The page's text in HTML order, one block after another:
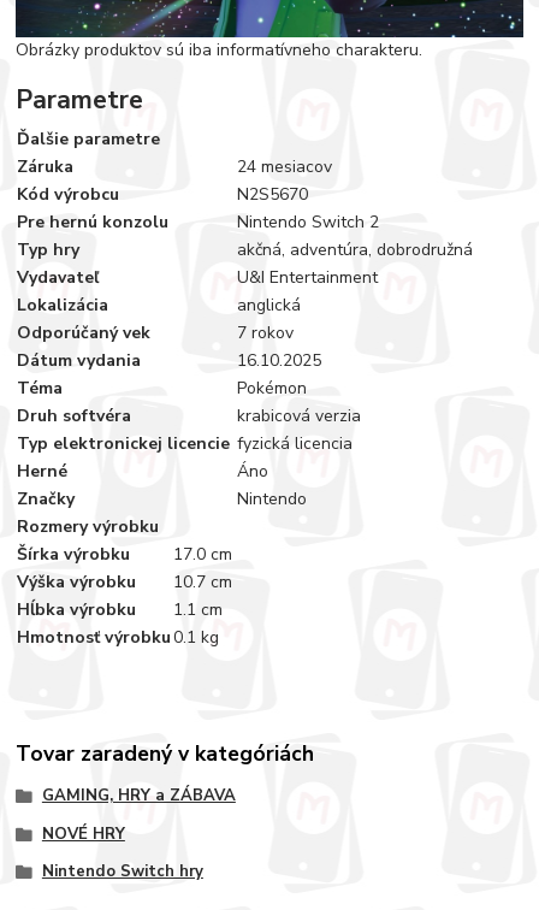
Obrázky produktov sú iba informatívneho charakteru.
Parametre
Ďalšie parametre
Záruka
24 mesiacov
Kód výrobcu
N2S5670
Pre hernú konzolu
Nintendo Switch 2
Typ hry
akčná, adventúra, dobrodružná
Vydavateľ
U&I Entertainment
Lokalizácia
anglická
Odporúčaný vek
7 rokov
Dátum vydania
16.10.2025
Téma
Pokémon
Druh softvéra
krabicová verzia
Typ elektronickej licencie fyzická licencia
Herné
Áno
Značky
Nintendo
Rozmery výrobku
Šírka výrobku
17.0 cm
Výška výrobku
10.7 cm
Hĺbka výrobku
1.1 cm
Hmotnosť výrobku0.1 kg
Tovar zaradený v kategóriách
GAMING, HRY a ZÁBAVA
NOVÉ HRY
Nintendo Switch hry